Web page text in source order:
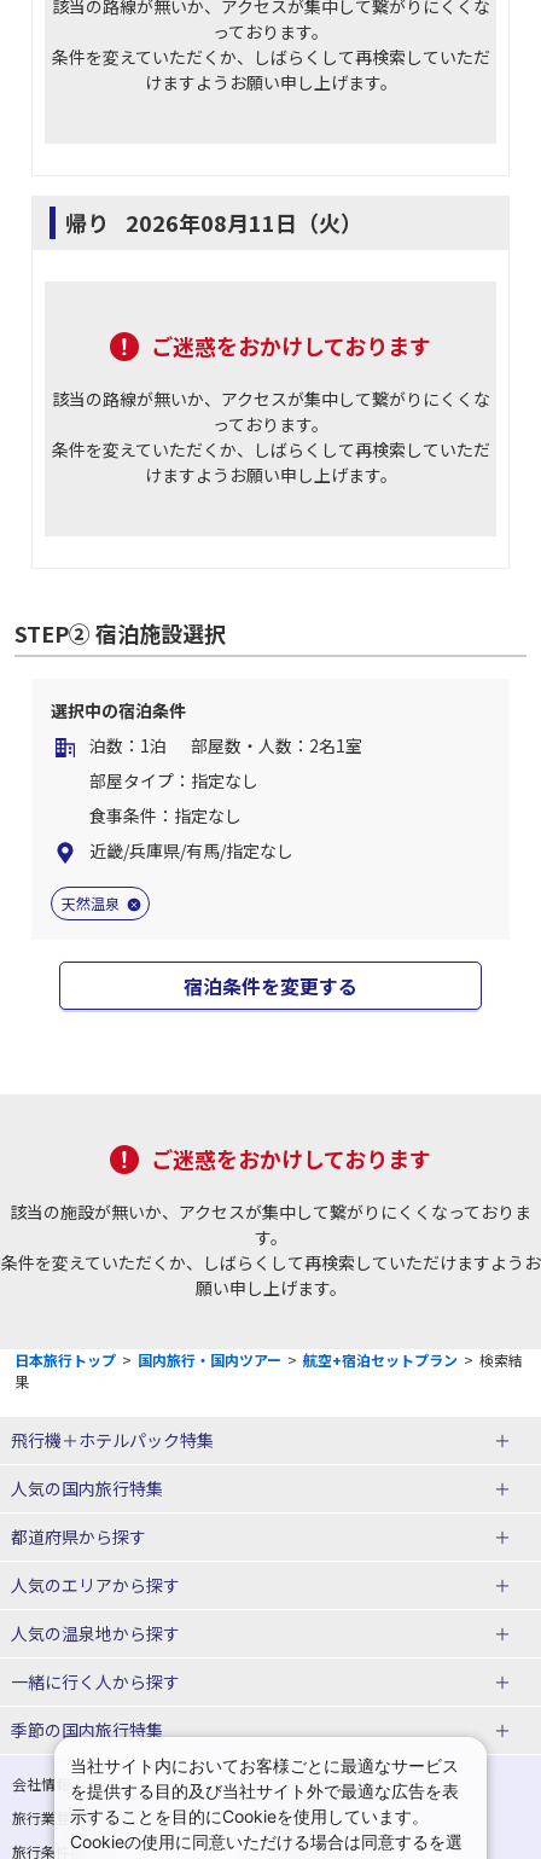
該当の路線が無いか、アクセスが集中して繋がりにくくな
っております。
条件を変えていただくか、しばらくして再検索していただ
けますようお願い申し上げます。
帰り 2026年08月11日（火）
ご迷惑をおかけしております
該当の路線が無いか、アクセスが集中して繋がりにくくな
っております。
条件を変えていただくか、しばらくして再検索していただ
けますようお願い申し上げます。
STEP② 宿泊施設選択
選択中の宿泊条件
泊数：1泊
部屋数・人数：2名1室
部屋タイプ：指定なし
食事条件：指定なし
近畿/兵庫県/有馬/指定なし
天然温泉
宿泊条件を変更する
ご迷惑をおかけしております
該当の施設が無いか、アクセスが集中して繋がりにくくなっておりま
す。
条件を変えていただくか、しばらくして再検索していただけますようお
願い申し上げます。
日本旅行トップ > 国内旅行・国内ツアー > 航空+宿泊セットプラン > 検索結
果
飛行機＋ホテルパック特集
赤い風船ダイナミックパッケージ
ＪＡＬで行く飛行機+ホテルパック
人気の国内旅行特集
東京ディズニーリゾート®への旅
ユニバーサル・スタジオ・ジャパ
都道府県から探す
北海道旅行・ツアー
東北
青森旅行・ツアー
宮城旅行・ツアー
秋田旅行・ツアー
山形旅行・ツアー
福島旅行・ツアー
関東
人気のエリアから探す
函館旅行
仙台旅行
人気の温泉地から探す
北海道
湯の川温泉(北海道)
十勝川温泉(北海道)
阿寒湖温泉(北海道)
洞爺湖温泉(北海道)
川湯温泉(北海道)
一緒に行く人から探す
一人旅 国内版
カップル・夫婦旅行 国内版
女子旅 国内版
卒業旅行・学生旅行 国内版
季節の国内旅行特集
桜・お花見特集
ゴールデンウィーク（GW）の国内
旅行
夏休み・お盆の国内旅行
7月の国内旅行
会社情報
プライバシーポリシー
旅行業登録票・約款
規約集
旅行条件書
商標について
当社サイト内においてお客様ごとに最適なサービス
を提供する目的及び当社サイト外で最適な広告を表
示することを目的にCookieを使用しています。
Cookieの使用に同意いただける場合は同意するを選